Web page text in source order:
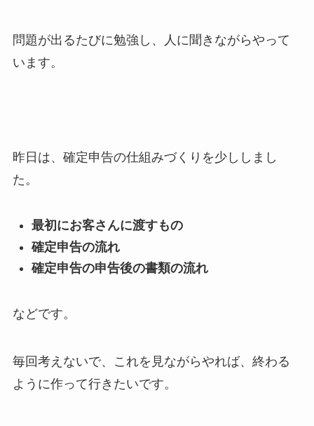
問題が出るたびに勉強し、人に聞きながらやって
います。
昨日は、確定申告の仕組みづくりを少ししまし
た。
最初にお客さんに渡すもの
確定申告の流れ
確定申告の申告後の書類の流れ
などです。
毎回考えないで、これを見ながらやれば、終わる
ように作って行きたいです。